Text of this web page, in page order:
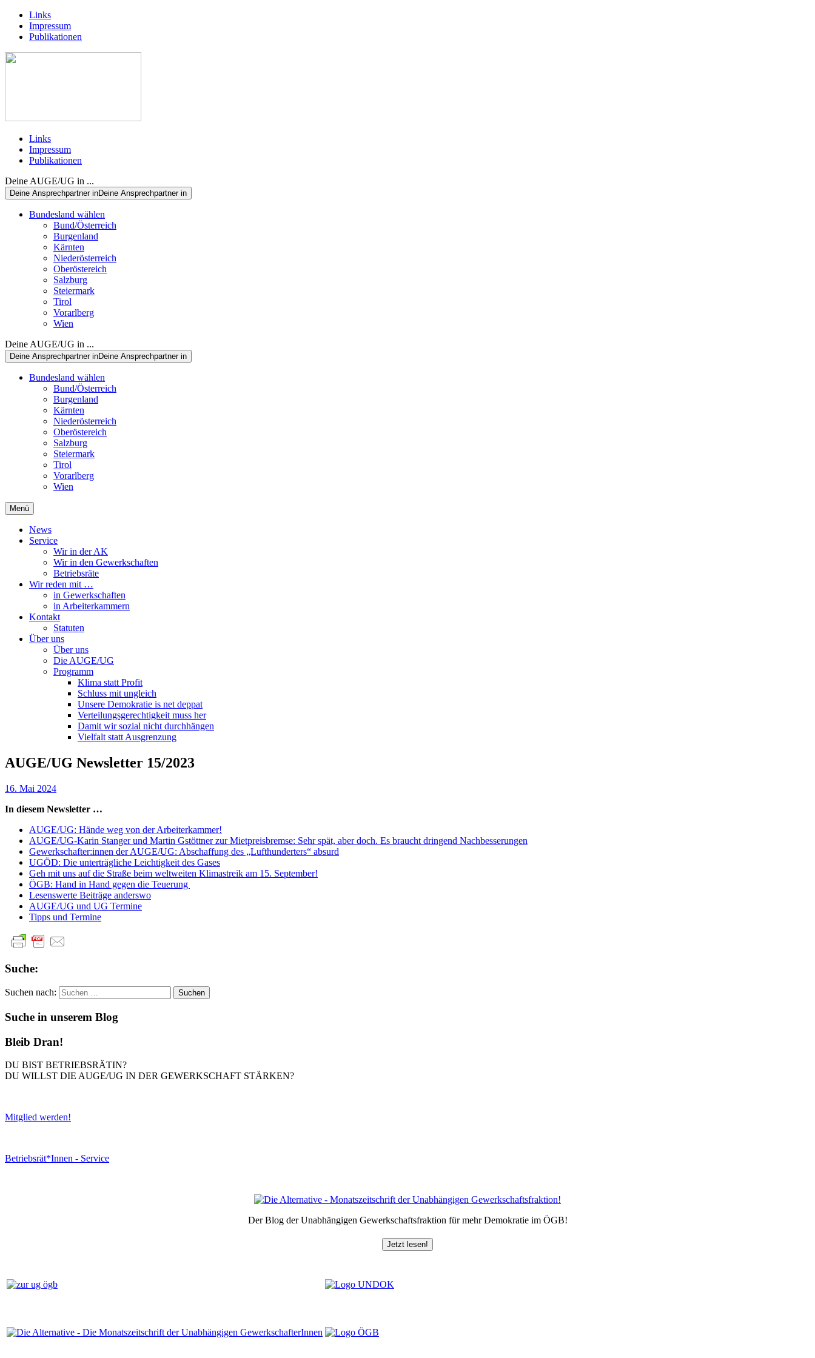
Links
Impressum
Publikationen
Links
Impressum
Publikationen
Deine AUGE/UG in ...
Deine Ansprechpartner inDeine Ansprechpartner in
Bundesland wählen
Bund/Österreich
Burgenland
Kärnten
Niederösterreich
Oberöstereich
Salzburg
Steiermark
Tirol
Vorarlberg
Wien
Deine AUGE/UG in ...
Deine Ansprechpartner inDeine Ansprechpartner in
Bundesland wählen
Bund/Österreich
Burgenland
Kärnten
Niederösterreich
Oberöstereich
Salzburg
Steiermark
Tirol
Vorarlberg
Wien
Menü
News
Service
Wir in der AK
Wir in den Gewerkschaften
Betriebsräte
Wir reden mit …
in Gewerkschaften
in Arbeiterkammern
Kontakt
Statuten
Über uns
Über uns
Die AUGE/UG
Programm
Klima statt Profit
Schluss mit ungleich
Unsere Demokratie is net deppat
Verteilungsgerechtigkeit muss her
Damit wir sozial nicht durchhängen
Vielfalt statt Ausgrenzung
AUGE/UG Newsletter 15/2023
16. Mai 2024
In diesem Newsletter …
AUGE/UG: Hände weg von der Arbeiterkammer!
AUGE/UG-Karin Stanger und Martin Gstöttner zur Mietpreisbremse: Sehr spät, aber doch. Es braucht dringend Nachbesserungen
Gewerkschafter:innen der AUGE/UG: Abschaffung des „Lufthunderters“ absurd
UGÖD: Die unterträgliche Leichtigkeit des Gases
Geh mit uns auf die Straße beim weltweiten Klimastreik am 15. September!
ÖGB: Hand in Hand gegen die Teuerung
Lesenswerte Beiträge anderswo
AUGE/UG und UG Termine
Tipps und Termine
Suche:
Suchen nach:
Suche in unserem Blog
Bleib Dran!
DU BIST BETRIEBSRÄTIN?
DU WILLST DIE AUGE/UG IN DER GEWERKSCHAFT STÄRKEN?
Mitglied werden!
Betriebsrät*Innen - Service
Der Blog der Unabhängigen Gewerkschaftsfraktion für mehr Demokratie im ÖGB!
Jetzt lesen!